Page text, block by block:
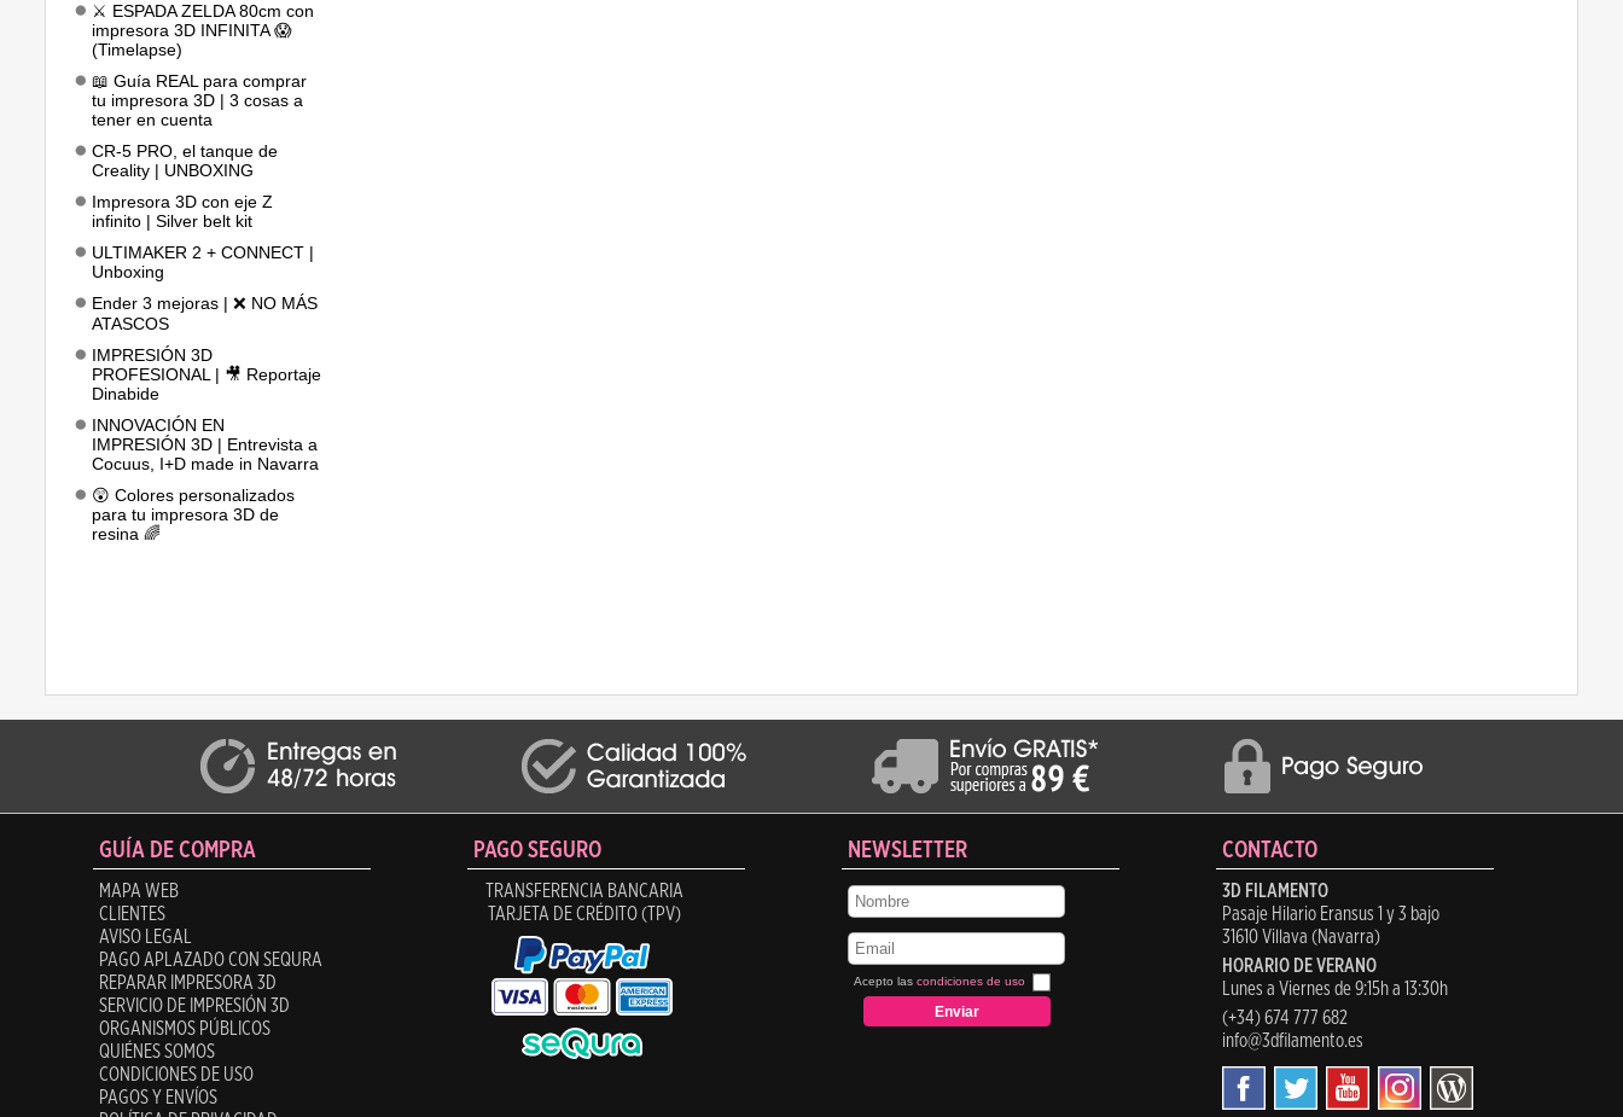
⚔️ ESPADA ZELDA 80cm con
impresora 3D INFINITA 😱
(Timelapse)
📖 Guía REAL para comprar
tu impresora 3D | 3 cosas a
tener en cuenta
CR-5 PRO, el tanque de
Creality | UNBOXING
Impresora 3D con eje Z
infinito | Silver belt kit
ULTIMAKER 2 + CONNECT |
Unboxing
Ender 3 mejoras | ❌ NO MÁS
ATASCOS
IMPRESIÓN 3D
PROFESIONAL | 🎥 Reportaje
Dinabide
INNOVACIÓN EN
IMPRESIÓN 3D | Entrevista a
Cocuus, I+D made in Navarra
😲 Colores personalizados
para tu impresora 3D de
resina 🌈
GUÍA DE COMPRA
MAPA WEB
CLIENTES
AVISO LEGAL
PAGO APLAZADO CON SEQURA
REPARAR IMPRESORA 3D
SERVICIO DE IMPRESIÓN 3D
ORGANISMOS PÚBLICOS
QUIÉNES SOMOS
CONDICIONES DE USO
PAGOS Y ENVÍOS
PAGO SEGURO
TRANSFERENCIA BANCARIA
TARJETA DE CRÉDITO (TPV)
NEWSLETTER
Acepto las condiciones de uso
CONTACTO
3D FILAMENTO
Pasaje Hilario Eransus 1 y 3 bajo
31610 Villava (Navarra)
HORARIO DE VERANO
Lunes a Viernes de 9:15h a 13:30h
(+34) 674 777 682
info@3dfilamento.es